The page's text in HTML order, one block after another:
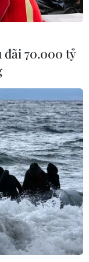
nghi đứng sau
đánh chìm
Ấn Độ trên
bảo vệ bờ biển
cứu toàn bộ 14
trên tàu hàng
Noore Oliya
Độ sau khi con
công và chìm
70.000 tỷ